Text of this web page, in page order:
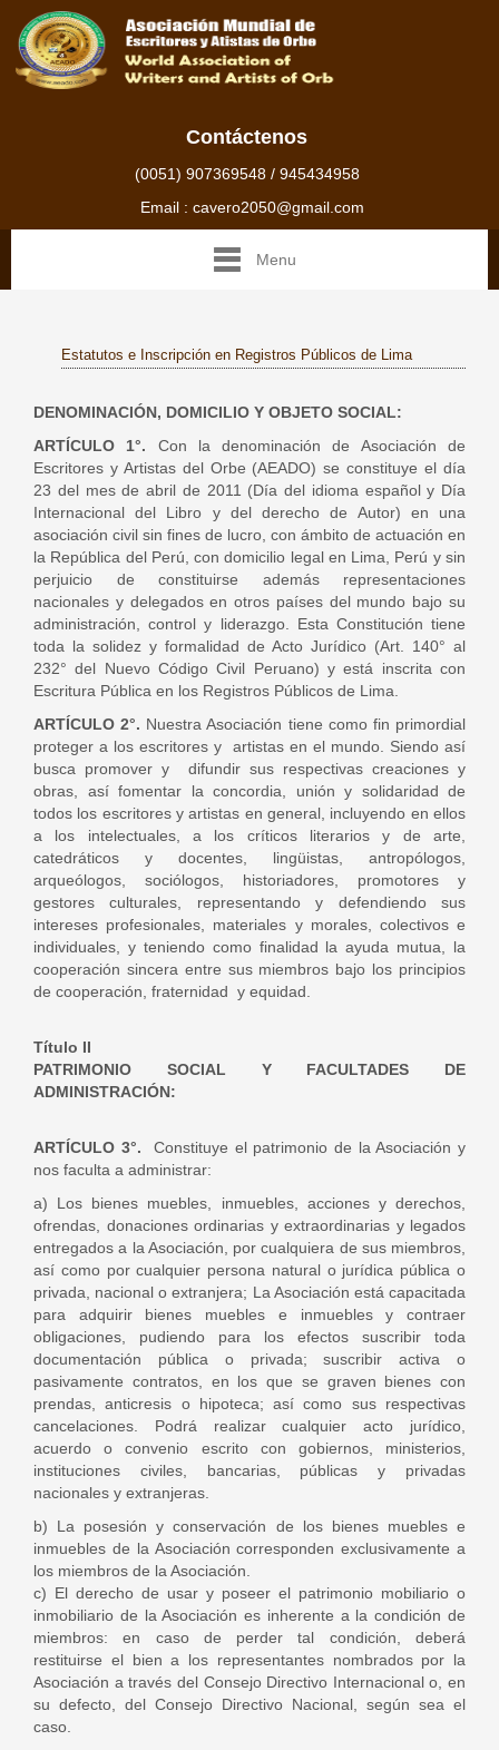
Contáctenos
(0051) 907369548 / 945434958
Email : cavero2050@gmail.com
Menu
Estatutos e Inscripción en Registros Públicos de Lima
DENOMINACIÓN, DOMICILIO Y OBJETO SOCIAL:
ARTÍCULO 1°. Con la denominación de Asociación de
Escritores y Artistas del Orbe (AEADO) se constituye el día
23 del mes de abril de 2011 (Día del idioma español y Día
Internacional del Libro y del derecho de Autor) en una
asociación civil sin fines de lucro, con ámbito de actuación en
la República del Perú, con domicilio legal en Lima, Perú y sin
perjuicio de constituirse además representaciones
nacionales y delegados en otros países del mundo bajo su
administración, control y liderazgo. Esta Constitución tiene
toda la solidez y formalidad de Acto Jurídico (Art. 140° al
232° del Nuevo Código Civil Peruano) y está inscrita con
Escritura Pública en los Registros Públicos de Lima.
ARTÍCULO 2°. Nuestra Asociación tiene como fin primordial
proteger a los escritores y artistas en el mundo. Siendo así
busca promover y difundir sus respectivas creaciones y
obras, así fomentar la concordia, unión y solidaridad de
todos los escritores y artistas en general, incluyendo en ellos
a los intelectuales, a los críticos literarios y de arte,
catedráticos y docentes, lingüistas, antropólogos,
arqueólogos, sociólogos, historiadores, promotores y
gestores culturales, representando y defendiendo sus
intereses profesionales, materiales y morales, colectivos e
individuales, y teniendo como finalidad la ayuda mutua, la
cooperación sincera entre sus miembros bajo los principios
de cooperación, fraternidad y equidad.
Título II
PATRIMONIO SOCIAL Y FACULTADES DE
ADMINISTRACIÓN:
ARTÍCULO 3°. Constituye el patrimonio de la Asociación y
nos faculta a administrar:
a) Los bienes muebles, inmuebles, acciones y derechos,
ofrendas, donaciones ordinarias y extraordinarias y legados
entregados a la Asociación, por cualquiera de sus miembros,
así como por cualquier persona natural o jurídica pública o
privada, nacional o extranjera; La Asociación está capacitada
para adquirir bienes muebles e inmuebles y contraer
obligaciones, pudiendo para los efectos suscribir toda
documentación pública o privada; suscribir activa o
pasivamente contratos, en los que se graven bienes con
prendas, anticresis o hipoteca; así como sus respectivas
cancelaciones. Podrá realizar cualquier acto jurídico,
acuerdo o convenio escrito con gobiernos, ministerios,
instituciones civiles, bancarias, públicas y privadas
nacionales y extranjeras.
b) La posesión y conservación de los bienes muebles e
inmuebles de la Asociación corresponden exclusivamente a
los miembros de la Asociación.
c) El derecho de usar y poseer el patrimonio mobiliario o
inmobiliario de la Asociación es inherente a la condición de
miembros: en caso de perder tal condición, deberá
restituirse el bien a los representantes nombrados por la
Asociación a través del Consejo Directivo Internacional o, en
su defecto, del Consejo Directivo Nacional, según sea el
caso.